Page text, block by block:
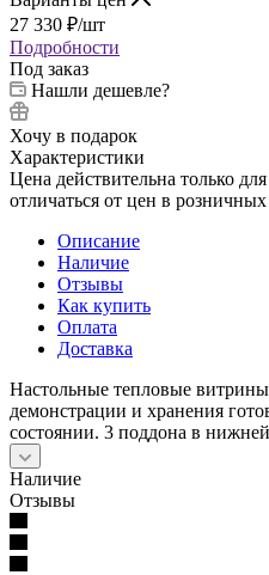
27 330 ₽/шт
Подробности
Под заказ
Нашли дешевле?
Хочу в подарок
Характеристики
Цена действительна только
отличаться от цен в
Описание
Наличие
Отзывы
Как купить
Оплата
Доставка
Настольные тепловые
демонстрации и хранения
состоянии. 3 поддона в
Наличие
Отзывы